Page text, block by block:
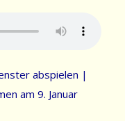
abspielen |
am 9. Januar